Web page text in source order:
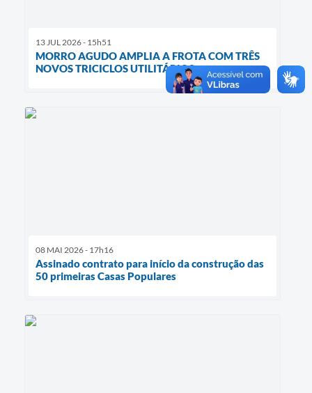
13 JUL 2026 - 15h51
MORRO AGUDO AMPLIA A FROTA COM TRÊS
NOVOS TRICICLOS UTILITÁRIOS
08 MAI 2026 - 17h16
Assinado contrato para início da construção das
50 primeiras Casas Populares